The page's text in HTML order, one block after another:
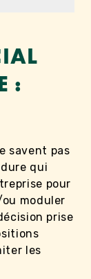
:
savent pas
qui
pour
moduler
prise
les